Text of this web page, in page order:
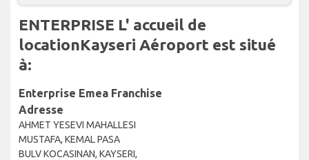
ENTERPRISE L' accueil de
locationKayseri Aéroport est situé
à:
Enterprise Emea Franchise
Adresse
AHMET YESEVI MAHALLESI
MUSTAFA, KEMAL PASA
BULV KOCASINAN, KAYSERI,